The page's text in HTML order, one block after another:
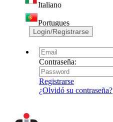
Italiano
Portugues
Login/Registrarse
Contraseña:
Registrarse
¿Olvidó su contraseña?